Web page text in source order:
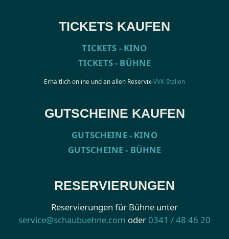
TICKETS KAUFEN
TICKETS - KINO
TICKETS - BÜHNE
Erhältlich online und an allen Reservix-VVK-Stellen
GUTSCHEINE KAUFEN
GUTSCHEINE - KINO
GUTSCHEINE - BÜHNE
RESERVIERUNGEN
Reservierungen für Bühne unter
service@schaubuehne.com oder 0341 / 48 46 20